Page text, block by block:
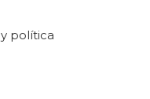
política